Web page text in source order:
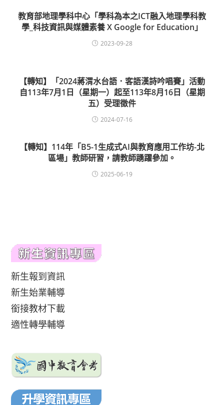
教育部地理學科中心「學科為本之ICT融入地理學科教
學_科技資訊與媒體素養 X Google for Education」
2023-09-28
【轉知】「2024蔣渭水台語．客語漢詩吟唱賽」活動
自113年7月1日（星期一）起至113年8月16日（星期
五）受理徵件
2024-07-16
【轉知】114年「B5-1生成式AI與教育應用工作坊-北
區場」教師研習，請教師踴躍參加。
2025-06-19
新生報到資訊
新生始業輔導
銜接教材下載
適性轉學輔導